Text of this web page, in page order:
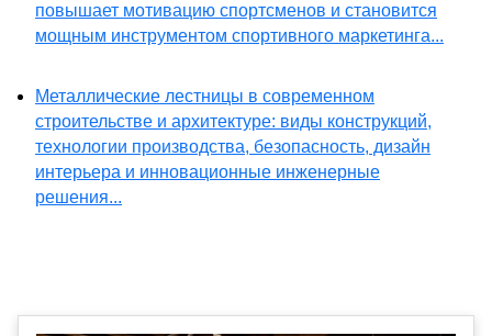
повышает мотивацию спортсменов и становится
мощным инструментом спортивного маркетинга...
Металлические лестницы в современном
строительстве и архитектуре: виды конструкций,
технологии производства, безопасность, дизайн
интерьера и инновационные инженерные
решения...